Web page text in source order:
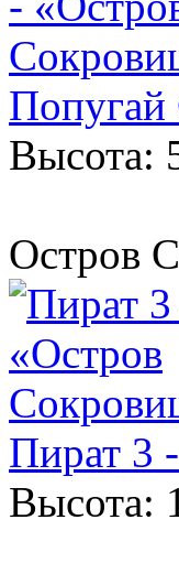
Высота:
Остров
Пират 3
Высота: